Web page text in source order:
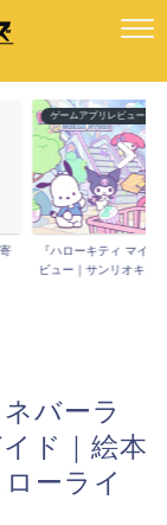
ゲームアプリレビュー
『ハローキティ マイド
ビュー｜サンリオキ...
バーラ
ド｜絵本
ーライ